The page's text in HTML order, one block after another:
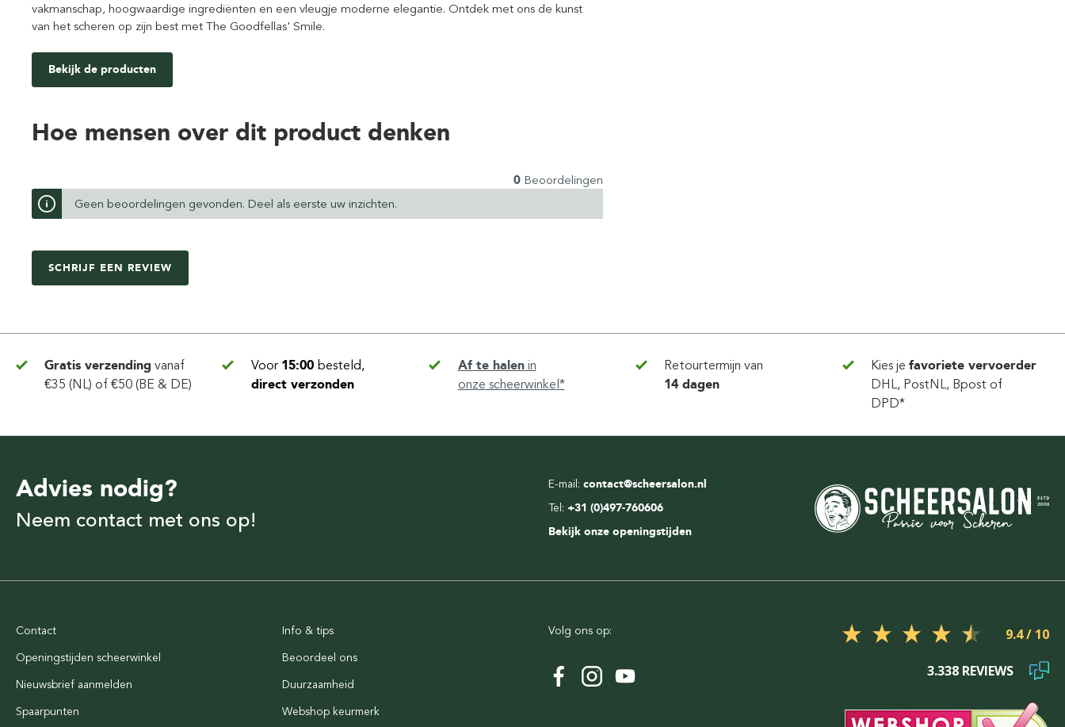
vakmanschap, hoogwaardige ingrediënten en een vleugje moderne elegantie. Ontdek met ons de kunst
van het scheren op zijn best met The Goodfellas' Smile.
Bekijk de producten
Hoe mensen over dit product denken
0Beoordelingen
Geen beoordelingen gevonden. Deel als eerste uw inzichten.
SCHRIJF EEN REVIEW
Gratis verzending vanaf
€35 (NL) of €50 (BE & DE)
Voor 15:00 besteld,
direct verzonden
Af te halenin
onze scheerwinkel*
Retourtermijn van
14 dagen
Kies je favoriete vervoerder
DHL, PostNL, Bpost of
DPD*
E-mail: contact@scheersalon.nl
Tel: +31 (0)497-760606
Bekijk onze openingstijden
Advies nodig?
Neem contact met ons op!
Contact
Openingstijden scheerwinkel
Nieuwsbrief aanmelden
Spaarpunten
Info & tips
Beoordeel ons
Duurzaamheid
Webshop keurmerk
Volg ons op: 9.4
3.338 REVIEWS